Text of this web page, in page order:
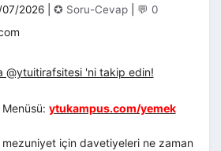
2026 Kategoriler
✪ Soru-Cevap 💬 0
@ytuitirafsitesi 'ni takip edin!
ytukampus.com/yemek
için davetiyeleri ne zaman